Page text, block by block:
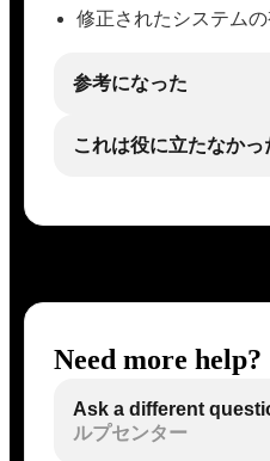
修正されたシステム
参考になった
これは役に立たなかっ
Need more help?
Ask a different
ルプセンター